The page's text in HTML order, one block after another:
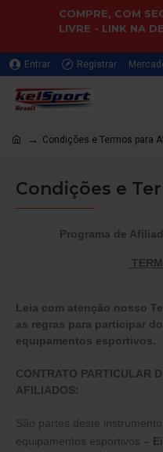
COMPRE, COM
LIVRE - LINK NA
Entrar Registrar
Condições e Termos para
Condições e
Programa de
Leia com atenção nosso
as regras para participar
equipamentos esportivos.
CONTRATO PARTICULAR
AFILIADOS:
São partes deste
equipamentos esportivos –